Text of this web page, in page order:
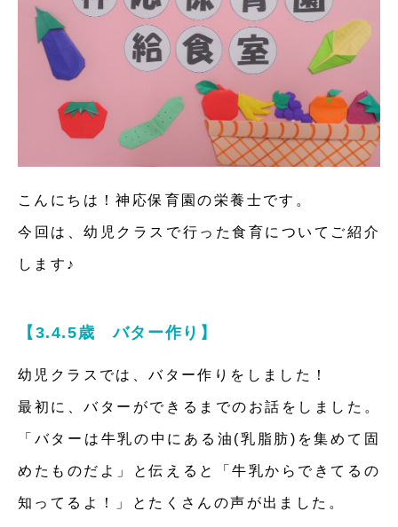
こんにちは！神応保育園の栄養士です。
今回は、幼児クラスで行った食育についてご紹介
します♪
【3.4.5歳 バター作り】
幼児クラスでは、バター作りをしました！
最初に、バターができるまでのお話をしました。
「バターは牛乳の中にある油(乳脂肪)を集めて固
めたものだよ」と伝えると「牛乳からできてるの
知ってるよ！」とたくさんの声が出ました。